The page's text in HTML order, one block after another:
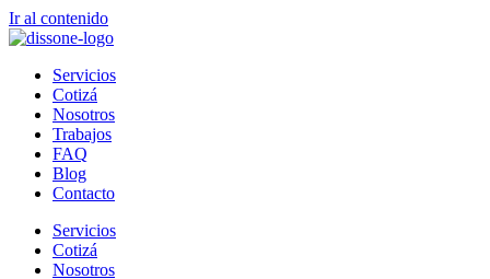
Ir al contenido
Servicios
Cotizá
Nosotros
Trabajos
FAQ
Blog
Contacto
Servicios
Cotizá
Nosotros